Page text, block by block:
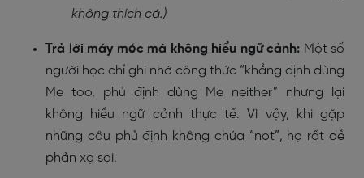
không thích cá.)
Trả lời máy móc mà không hiểu ngữ cảnh: Một số
người học chỉ ghi nhớ công thức “khẳng định dùng
Me too, phủ định dùng Me neither” nhưng lại
không hiểu ngữ cảnh thực tế. Vì vậy, khi gặp
những câu phủ định không chứa “not”, họ rất dễ
phản xạ sai.